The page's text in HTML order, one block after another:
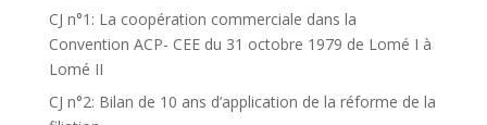
CJ n°1: La coopération commerciale dans la
Convention ACP- CEE du 31 octobre 1979 de Lomé I à
Lomé II
CJ n°2: Bilan de 10 ans d’application de la réforme de la